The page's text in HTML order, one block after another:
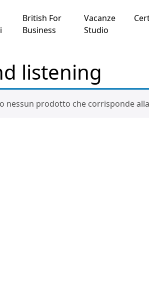
British For
Business
Vacanze
Studio
listening
nessun prodotto che corrisponde